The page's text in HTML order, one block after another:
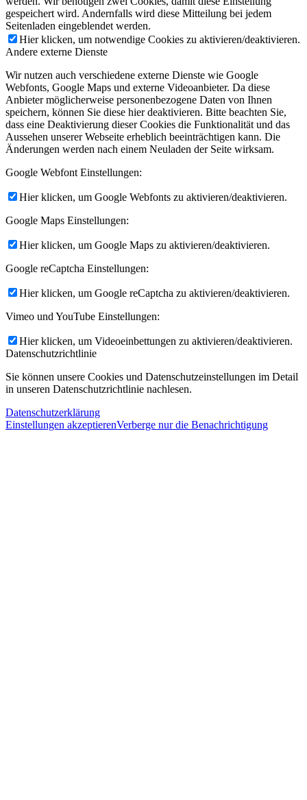
gespeichert wird. Andernfalls wird diese Mitteilung bei jedem
Seitenladen eingeblendet werden.
Hier klicken, um notwendige Cookies zu aktivieren/deaktivieren.
Andere externe Dienste
Wir nutzen auch verschiedene externe Dienste wie Google
Webfonts, Google Maps und externe Videoanbieter. Da diese
Anbieter möglicherweise personenbezogene Daten von Ihnen
speichern, können Sie diese hier deaktivieren. Bitte beachten Sie,
dass eine Deaktivierung dieser Cookies die Funktionalität und das
Aussehen unserer Webseite erheblich beeinträchtigen kann. Die
Änderungen werden nach einem Neuladen der Seite wirksam.
Google Webfont Einstellungen:
Hier klicken, um Google Webfonts zu aktivieren/deaktivieren.
Google Maps Einstellungen:
Hier klicken, um Google Maps zu aktivieren/deaktivieren.
Google reCaptcha Einstellungen:
Hier klicken, um Google reCaptcha zu aktivieren/deaktivieren.
Vimeo und YouTube Einstellungen:
Hier klicken, um Videoeinbettungen zu aktivieren/deaktivieren.
Datenschutzrichtlinie
Sie können unsere Cookies und Datenschutzeinstellungen im Detail
in unseren Datenschutzrichtlinie nachlesen.
Datenschutzerklärung
Einstellungen akzeptierenVerberge nur die Benachrichtigung